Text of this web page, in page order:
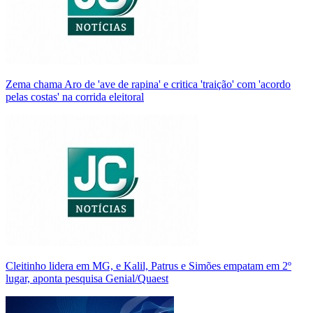
Zema chama Aro de 'ave de rapina' e critica 'traição' com 'acordo
pelas costas' na corrida eleitoral
Cleitinho lidera em MG, e Kalil, Patrus e Simões empatam em 2º
lugar, aponta pesquisa Genial/Quaest